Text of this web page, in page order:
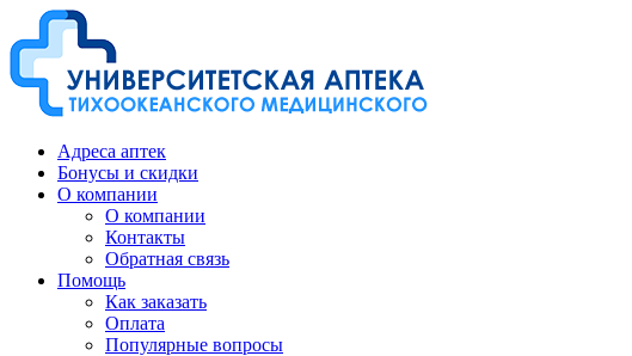
Адреса аптек
Бонусы и скидки
О компании
О компании
Контакты
Обратная связь
Помощь
Как заказать
Оплата
Популярные вопросы